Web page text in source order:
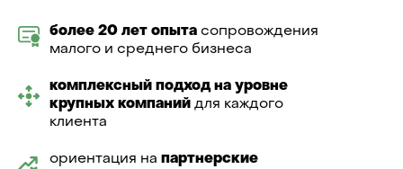
более 20 лет опыта сопровождения
малого и среднего бизнеса
комплексный подход на уровне
крупных компаний для каждого
клиента
ориентация на партнерские